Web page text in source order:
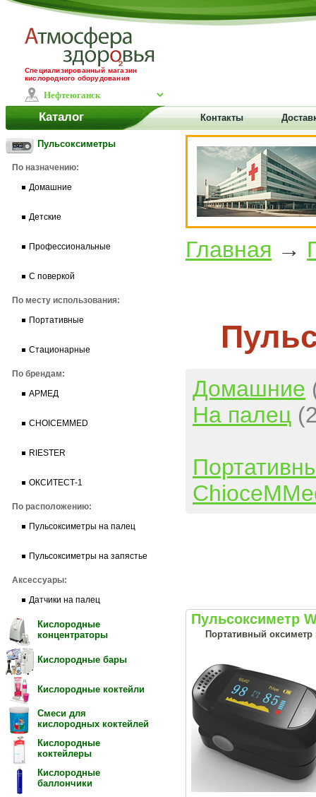
Специализированный магазин
кислородного оборудования
Каталог Контакты
Пульсоксиметры
По назначению:
Домашние
Детские
Профессиональные
С поверкой
По месту использования:
Портативные
Стационарные
По брендам:
АРМЕД
CHOICEMMED
RIESTER
ОКСИТЕСТ-1
По расположению:
Пульсоксиметры на палец
Пульсоксиметры на запястье
Аксессуары:
Датчики на палец
Кислородные
концентраторы
Кислородные бары
Кислородные коктейли
Смеси для
кислородных коктейлей
Кислородные
коктейлеры
Кислородные
баллончики
Главная →
Домашние
На палец
Пульсоксиметр
Портативный оксиметр